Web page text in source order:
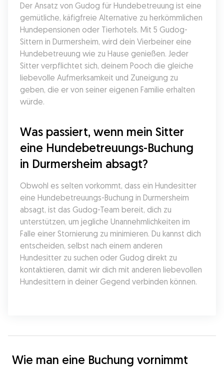
Der Ansatz von Gudog für Hundebetreuung ist eine
gemütliche, käfigfreie Alternative zu herkömmlichen
Hundepensionen oder Tierhotels. Mit 5 Gudog-
Sittern in Durmersheim, wird dein Vierbeiner eine
Hundebetreuung wie zu Hause genießen. Jeder
Sitter verpflichtet sich, deinem Pooch die gleiche
liebevolle Aufmerksamkeit und Zuneigung zu
geben, die er von seiner eigenen Familie erhalten
würde.
Was passiert, wenn mein Sitter
eine Hundebetreuungs-Buchung
in Durmersheim absagt?
Obwohl es selten vorkommt, dass ein Hundesitter
eine Hundebetreuungs-Buchung in Durmersheim
absagt, ist das Gudog-Team bereit, dich zu
unterstützen, um jegliche Unannehmlichkeiten im
Falle einer Stornierung zu minimieren. Du kannst dich
entscheiden, selbst nach einem anderen
Hundesitter zu suchen oder Gudog direkt zu
kontaktieren, damit wir dich mit anderen liebevollen
Hundesittern in deiner Gegend verbinden können.
Wie man eine Buchung vornimmt